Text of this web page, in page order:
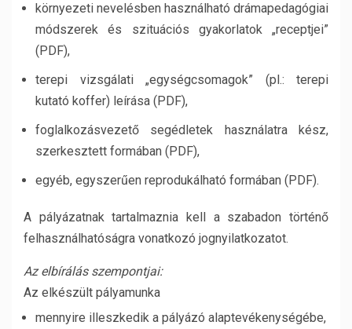
környezeti nevelésben használható drámapedagógiai
módszerek és szituációs gyakorlatok „receptjei”
(PDF),
terepi vizsgálati „egységcsomagok” (pl.: terepi
kutató koffer) leírása (PDF),
foglalkozásvezető segédletek használatra kész,
szerkesztett formában (PDF),
egyéb, egyszerűen reprodukálható formában (PDF).
A pályázatnak tartalmaznia kell a szabadon történő
felhasználhatóságra vonatkozó jognyilatkozatot.
Az elbírálás szempontjai:
Az elkészült pályamunka
mennyire illeszkedik a pályázó alaptevékenységébe,